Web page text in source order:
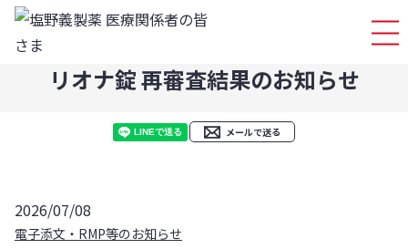
ログ
リオナ錠 再審査結果のお知らせ
メールで送る
2026/07/08
電子添文・RMP等のお知らせ